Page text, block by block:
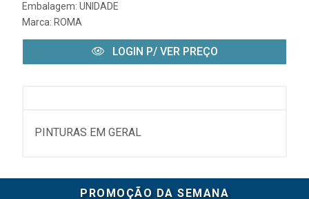
Embalagem: UNIDADE
Marca: ROMA
LOGIN P/ VER PREÇO
PINTURAS EM GERAL
PROMOÇÃO DA SEMANA